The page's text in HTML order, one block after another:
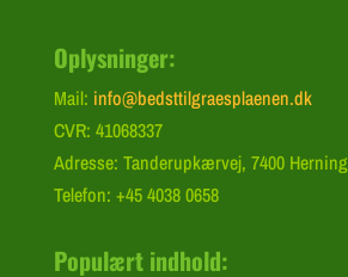
Oplysninger:
Mail: info@bedsttilgraesplaenen.dk
CVR: 41068337
Adresse: Tanderupkærvej, 7400 Herning
Telefon: +45 4038 0658
Populært indhold: